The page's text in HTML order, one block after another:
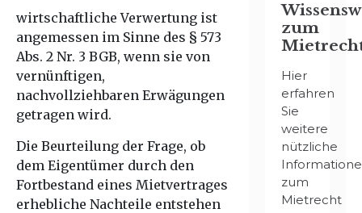
wirtschaftliche Verwertung ist
angemessen im Sinne des § 573
Abs. 2 Nr. 3 BGB, wenn sie von
vernünftigen,
nachvollziehbaren Erwägungen
getragen wird.
Die Beurteilung der Frage, ob
dem Eigentümer durch den
Fortbestand eines Mietvertrages
erhebliche Nachteile entstehen
zum
Hier
erfahren
Sie
weitere
nützliche
zum
Mietrecht